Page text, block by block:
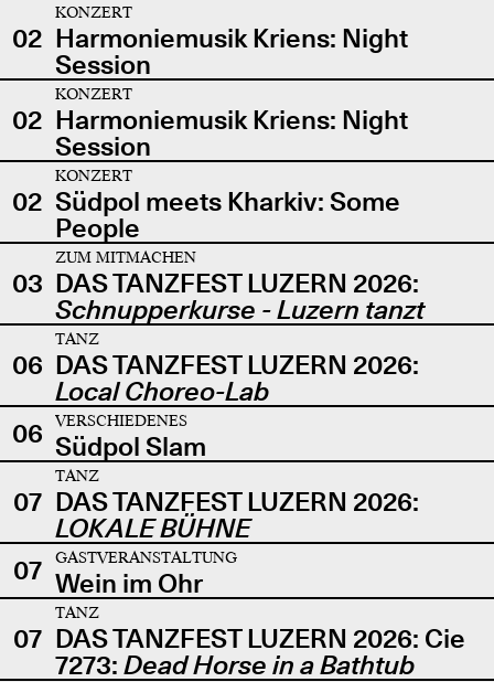
02
KONZERT
Harmoniemusik Kriens: Night
Session
02
KONZERT
Harmoniemusik Kriens: Night
Session
02
KONZERT
Südpol meets Kharkiv: Some
People
03
ZUM MITMACHEN
DAS TANZFEST LUZERN 2026:
Schnupperkurse - Luzern tanzt
06
TANZ
DAS TANZFEST LUZERN 2026:
Local Choreo-Lab
06
VERSCHIEDENES
Südpol Slam
07
TANZ
DAS TANZFEST LUZERN 2026:
LOKALE BÜHNE
07
GASTVERANSTALTUNG
Wein im Ohr
07
TANZ
DAS TANZFEST LUZERN 2026: Cie
7273: Dead Horse in a Bathtub